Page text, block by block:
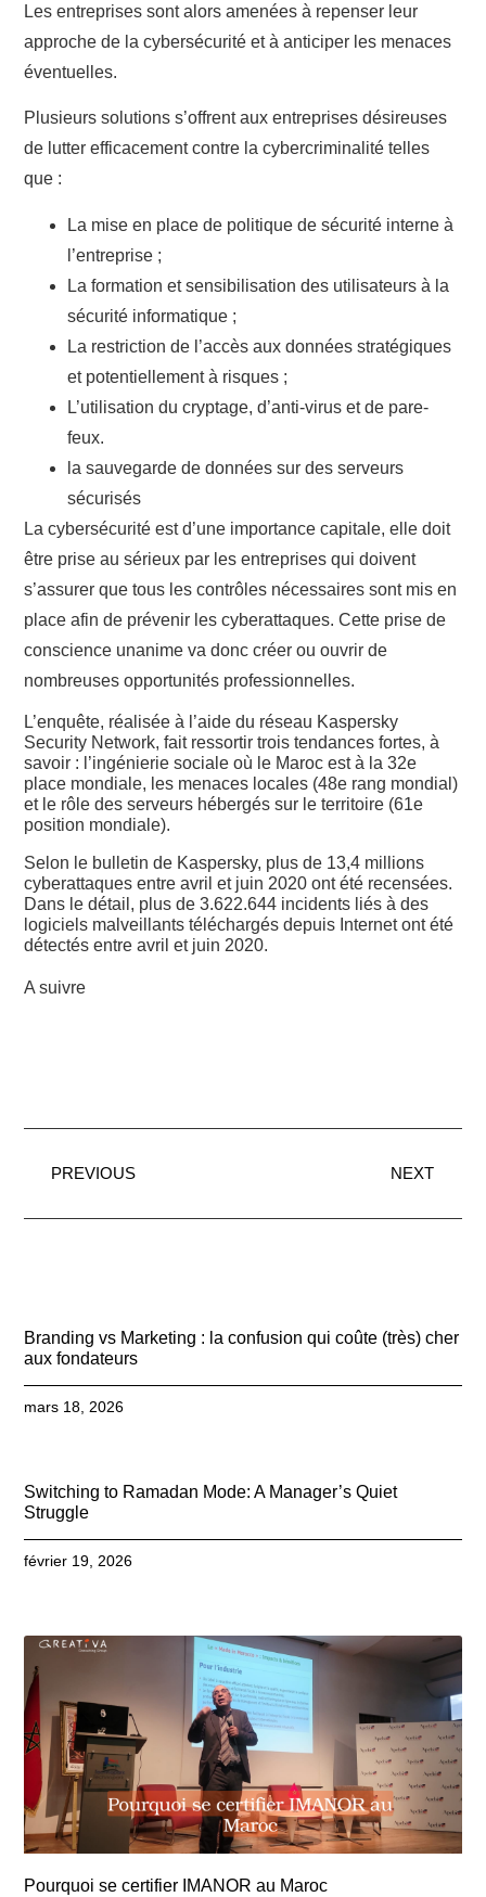
Les entreprises sont alors amenées à repenser leur
approche de la cybersécurité et à anticiper les menaces
éventuelles.
Plusieurs solutions s’offrent aux entreprises désireuses
de lutter efficacement contre la cybercriminalité telles
que :
La mise en place de politique de sécurité interne à
l’entreprise ;
La formation et sensibilisation des utilisateurs à la
sécurité informatique ;
La restriction de l’accès aux données stratégiques
et potentiellement à risques ;
L’utilisation du cryptage, d’anti-virus et de pare-
feux.
la sauvegarde de données sur des serveurs
sécurisés
La cybersécurité est d’une importance capitale, elle doit
être prise au sérieux par les entreprises qui doivent
s’assurer que tous les contrôles nécessaires sont mis en
place afin de prévenir les cyberattaques. Cette prise de
conscience unanime va donc créer ou ouvrir de
nombreuses opportunités professionnelles.
L’enquête, réalisée à l’aide du réseau Kaspersky
Security Network, fait ressortir trois tendances fortes, à
savoir : l’ingénierie sociale où le Maroc est à la 32e
place mondiale, les menaces locales (48e rang mondial)
et le rôle des serveurs hébergés sur le territoire (61e
position mondiale).
Selon le bulletin de Kaspersky, plus de 13,4 millions
cyberattaques entre avril et juin 2020 ont été recensées.
Dans le détail, plus de 3.622.644 incidents liés à des
logiciels malveillants téléchargés depuis Internet ont été
détectés entre avril et juin 2020.
A suivre
PREVIOUS NEXT
Branding vs Marketing : la confusion qui coûte (très) cher
aux fondateurs
mars 18, 2026
Switching to Ramadan Mode: A Manager’s Quiet
Struggle
février 19, 2026
Pourquoi se certifier IMANOR au Maroc